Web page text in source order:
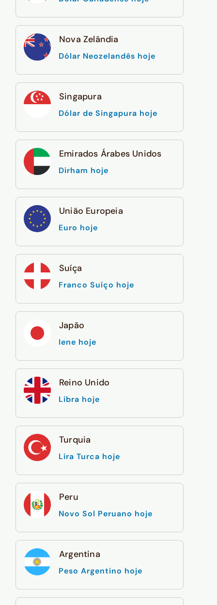
Nova Zelândia
Dólar Neozelandês hoje
Singapura
Dólar de Singapura hoje
Emirados Árabes Unidos
Dirham hoje
União Europeia
Euro hoje
Suíça
Franco Suíço hoje
Japão
Iene hoje
Reino Unido
Libra hoje
Turquia
Lira Turca hoje
Peru
Novo Sol Peruano hoje
Argentina
Peso Argentino hoje